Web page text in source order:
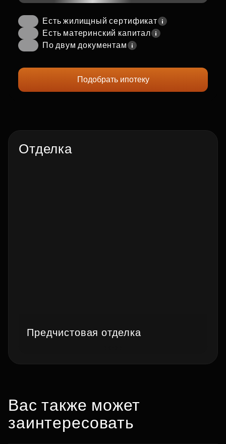
Есть жилищный сертификат
Есть материнский капитал
По двум документам
Подобрать ипотеку
Отделка
Предчистовая отделка
Вас также может
заинтересовать